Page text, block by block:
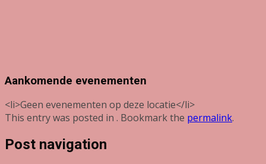
Aankomende evenementen
<li>Geen evenementen op deze locatie</li>
This entry was posted in . Bookmark the permalink.
Post navigation